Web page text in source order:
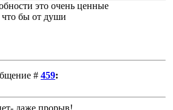
это очень ценные
что бы от души
# 459:
даже прорыв!